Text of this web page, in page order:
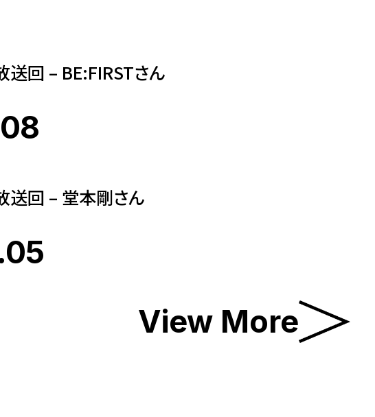
回 – BE:FIRSTさん
送回 – 堂本剛さん
View More